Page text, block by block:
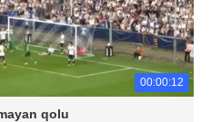
00:00:12
qolu